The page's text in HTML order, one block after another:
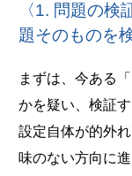
〈1. 問題の検
題そのものを
まずは、今ある
かを疑い、検証
設定自体が的外
味のない方向に